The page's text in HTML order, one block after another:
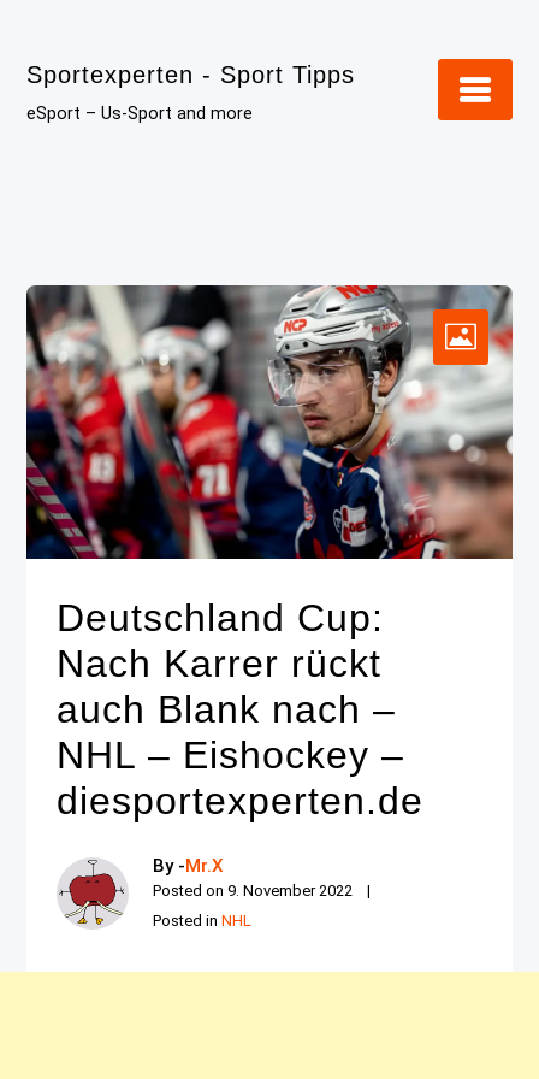
content
Sportexperten - Sport Tipps
eSport – Us-Sport and more
Deutschland Cup:
Nach Karrer rückt
auch Blank nach –
NHL – Eishockey –
diesportexperten.de
By -Mr.X
Posted on9. November 2022
Posted inNHL